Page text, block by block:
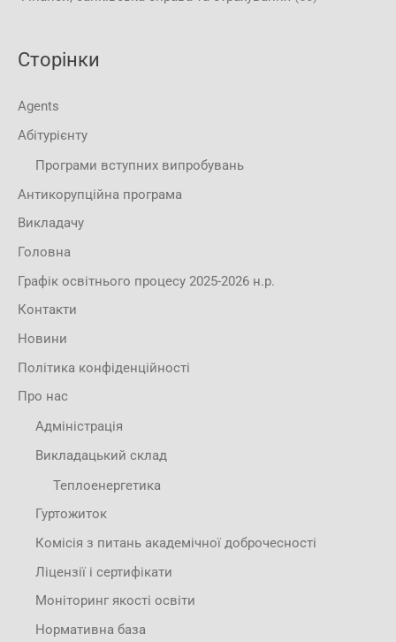
Сторінки
Agents
Абітурієнту
Програми вступних випробувань
Антикорупційна програма
Викладачу
Головна
Графік освітнього процесу 2025-2026 н.р.
Контакти
Новини
Політика конфіденційності
Про нас
Адміністрація
Викладацький склад
Теплоенергетика
Гуртожиток
Комісія з питань академічної доброчесності
Ліцензії і сертифікати
Моніторинг якості освіти
Нормативна база